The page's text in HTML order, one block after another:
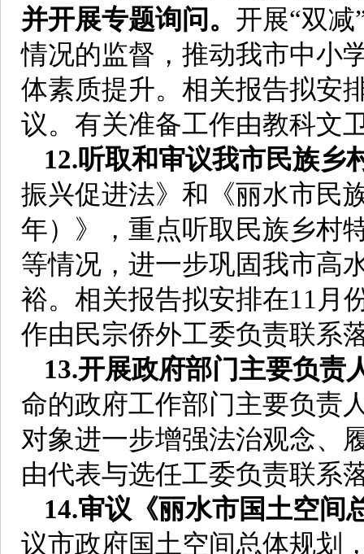
并开展专题询问。 开展“双
情况的监督，推动我市中小
体素质提升。相关报告拟安
议。有关准备工作由教科文
12.听取和审议我市民族乡
振兴促进法》和《丽水市民
年）》，重点听取民族乡村
等情况，进一步巩固我市高
裕。相关报告拟安排在11月
作由民宗侨外工委负责联系
13.开展政府部门主要负责
命的政府工作部门主要负责
对象进一步增强法治观念、
由代表与选任工委负责联系
14.审议《丽水市国土空间
议市政府国土空间总体规划